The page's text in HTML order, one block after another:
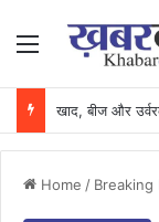
Menu
Home / Breaking